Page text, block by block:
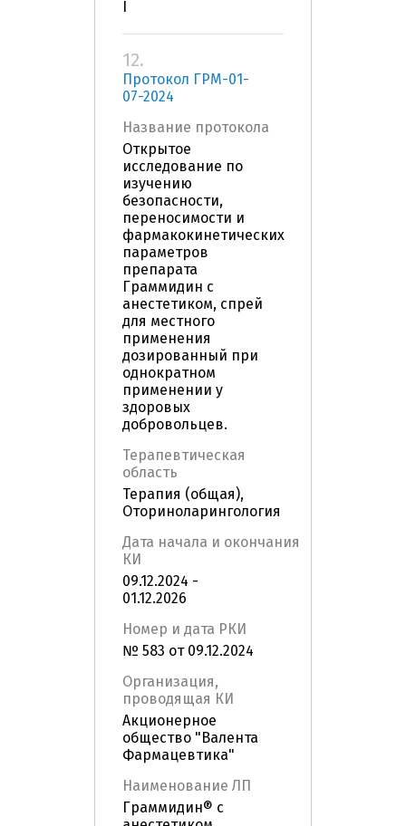
12.
Протокол ГРМ-01-
07-2024
Название протокола
Открытое
исследование по
изучению
безопасности,
переносимости и
фармакокинетических
параметров
препарата
Граммидин с
анестетиком, спрей
для местного
применения
дозированный при
однократном
применении у
здоровых
добровольцев.
Терапевтическая
область
Терапия (общая),
Оториноларингология
Дата начала и окончания
КИ
09.12.2024 -
01.12.2026
Номер и дата РКИ
№ 583 от 09.12.2024
Организация,
проводящая КИ
Акционерное
общество "Валента
Фармацевтика"
Наименование ЛП
Граммидин® с